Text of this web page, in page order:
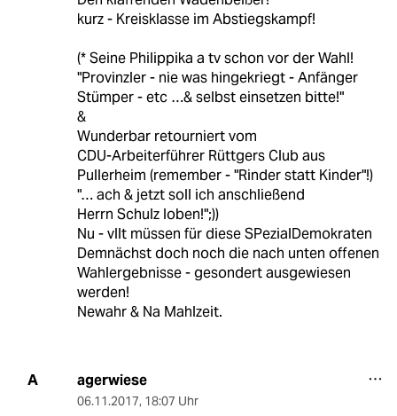
kurz - Kreisklasse im Abstiegskampf!
(* Seine Philippika a tv schon vor der Wahl!
"Provinzler - nie was hingekriegt - Anfänger
Stümper - etc …& selbst einsetzen bitte!"
&
Wunderbar retourniert vom
CDU-Arbeiterführer Rüttgers Club aus
Pullerheim (remember - "Rinder statt Kinder"!)
"… ach & jetzt soll ich anschließend
Herrn Schulz loben!";))
Nu - vllt müssen für diese SPezialDemokraten
Demnächst doch noch die nach unten offenen
Wahlergebnisse - gesondert ausgewiesen
werden!
Newahr & Na Mahlzeit.
A agerwiese
06.11.2017, 18:07 Uhr